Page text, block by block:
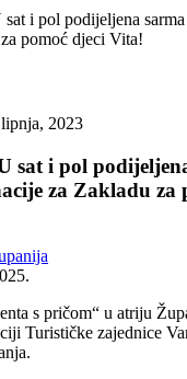
2023
sat i pol
za Zakladu za
s pričom“ u atriju
Turističke zajednice